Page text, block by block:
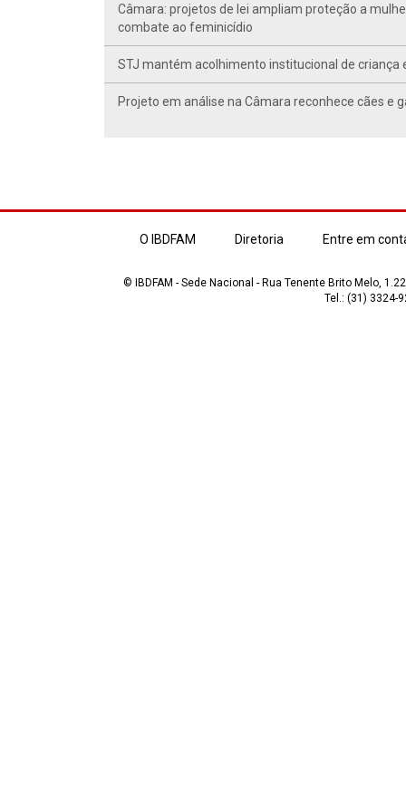
Câmara: projetos de lei ampliam proteção a
combate ao feminicídio
STJ mantém acolhimento institucional de criança
Projeto em análise na Câmara reconhece cães e
O IBDFAM Diretoria Entre em
© IBDFAM - Sede Nacional - Rua Tenente Brito Melo,
Tel.: (31) 3324-